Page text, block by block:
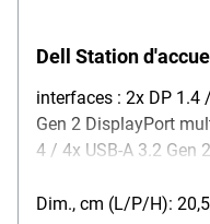
Dell Station
interfaces : 2x DP 1.4
Gen 2 DisplayPort
4 / 4x USB-A 3.2 Gen
bloc d'alimentation
Dim., cm (L/P/H):